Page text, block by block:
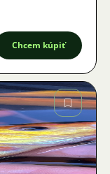
Chcem kúpiť